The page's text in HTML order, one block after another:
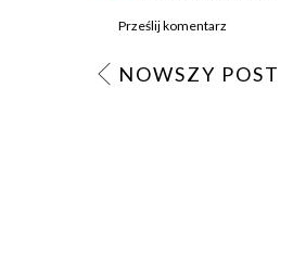
Prześlij komentarz
NOWSZY POST